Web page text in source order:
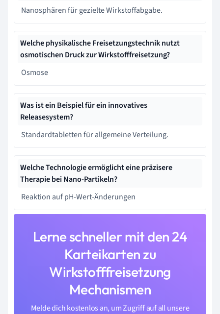
Nanosphären für gezielte Wirkstoffabgabe.
Welche physikalische Freisetzungstechnik nutzt
osmotischen Druck zur Wirkstofffreisetzung?
Osmose
Was ist ein Beispiel für ein innovatives
Releasesystem?
Standardtabletten für allgemeine Verteilung.
Welche Technologie ermöglicht eine präzisere
Therapie bei Nano-Partikeln?
Reaktion auf pH-Wert-Änderungen
Lerne schneller mit den 24
Karteikarten zu
Wirkstofffreisetzung
Mechanismen
Melde dich kostenlos an, um Zugriff auf all unsere